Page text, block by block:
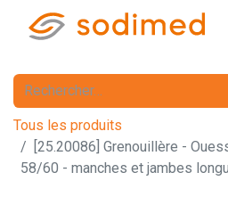
Tous les produits
[25.20086] Grenouillère -
58/60 - manches et jambes